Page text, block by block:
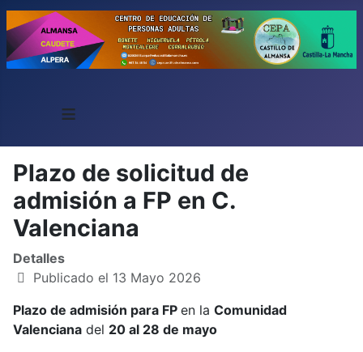
≡
Plazo de solicitud de
admisión a FP en C.
Valenciana
Detalles
Publicado el 13 Mayo 2026
Plazo de admisión para FP en la Comunidad
Valenciana del 20 al 28 de mayo